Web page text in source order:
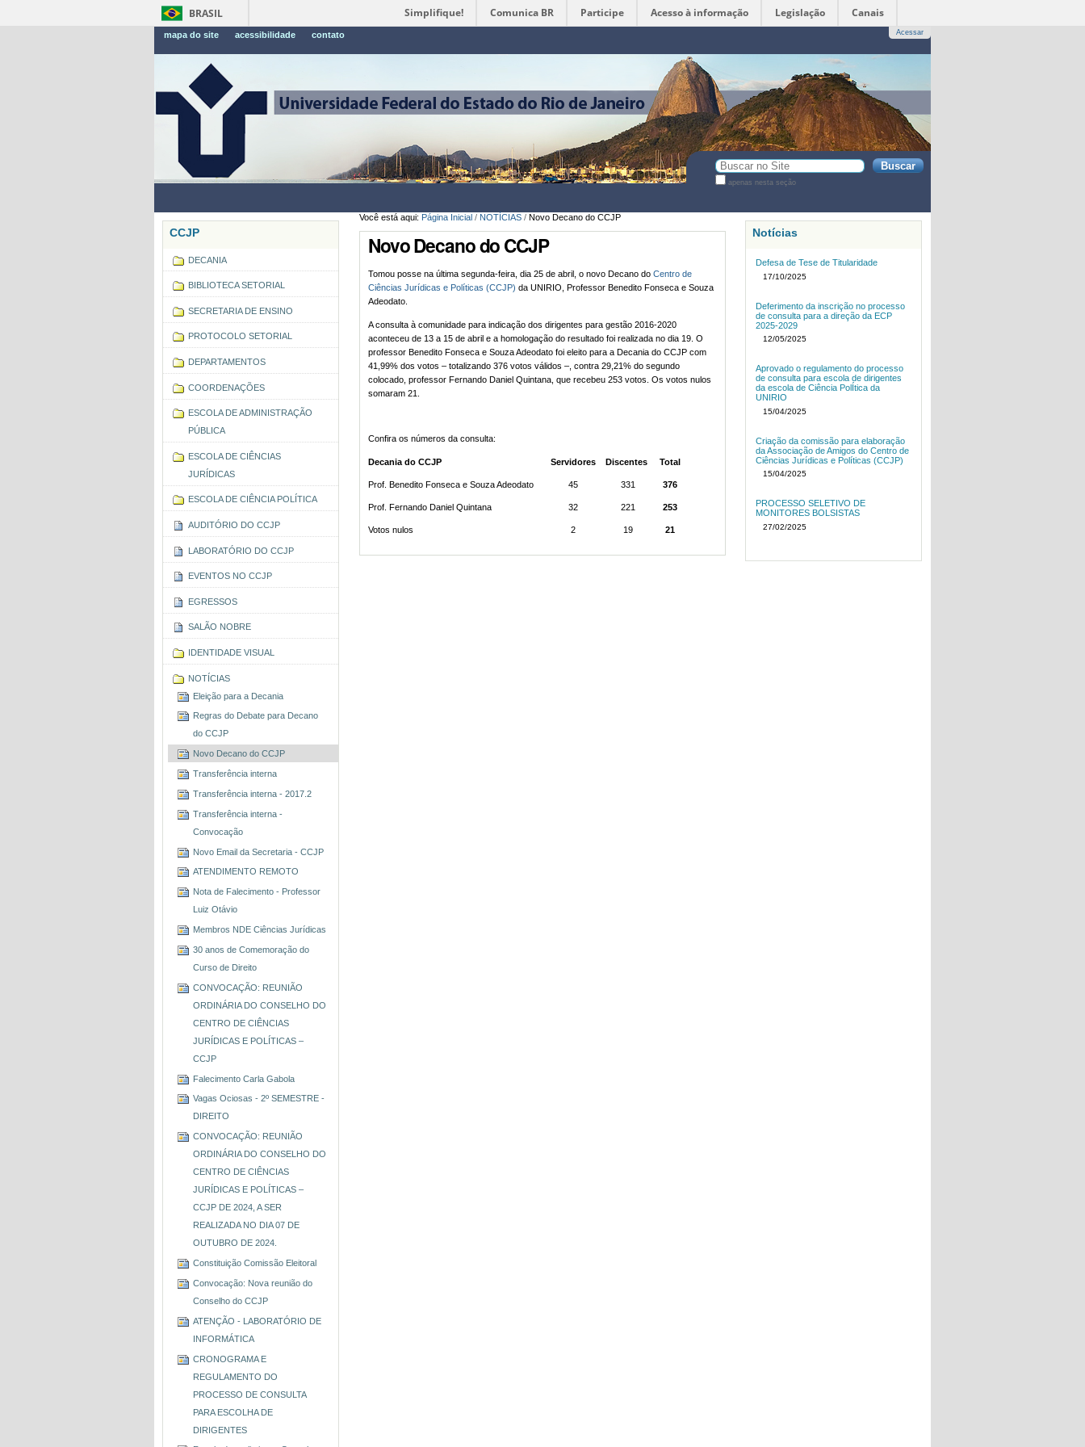
BRASIL Simplifique! Comunica BR Participe Acesso à informação Legislação Canais
mapa do site acessibilidade contato Acessar
Busca
apenas nesta seção
Você está aqui: Página Inicial / NOTÍCIAS /Novo Decano do CCJP
Novo Decano do CCJP
Tomou posse na última segunda-feira, dia 25 de abril, o novo Decano doCentro de
Ciências Jurídicas e Políticas (CCJP) da UNIRIO, Professor Benedito Fonseca e Souza
Adeodato.
A consulta à comunidade para indicação dos dirigentes para gestão 2016-2020
aconteceu de 13 a 15 de abril e a homologação do resultado foi realizada no dia 19. O
professor Benedito Fonseca e Souza Adeodato foi eleito para a Decania do CCJP com
41,99% dos votos – totalizando 376 votos válidos –, contra 29,21% do segundo
colocado, professor Fernando Daniel Quintana, que recebeu 253 votos. Os votos nulos
somaram 21.
Confira os números da consulta:
Decania do CCJP Servidores Discentes Total
Prof. Benedito Fonseca e Souza Adeodato 45 331 376
Prof. Fernando Daniel Quintana 32 221 253
Votos nulos 2 19 21
CCJP
DECANIA
BIBLIOTECA SETORIAL
SECRETARIA DE ENSINO
PROTOCOLO SETORIAL
DEPARTAMENTOS
COORDENAÇÕES
ESCOLA DE ADMINISTRAÇÃO
PÚBLICA
ESCOLA DE CIÊNCIAS
JURÍDICAS
ESCOLA DE CIÊNCIA POLÍTICA
AUDITÓRIO DO CCJP
LABORATÓRIO DO CCJP
EVENTOS NO CCJP
EGRESSOS
SALÃO NOBRE
IDENTIDADE VISUAL
NOTÍCIAS
Eleição para a Decania
Regras do Debate para Decano
do CCJP
Novo Decano do CCJP
Transferência interna
Transferência interna - 2017.2
Transferência interna -
Convocação
Novo Email da Secretaria - CCJP
ATENDIMENTO REMOTO
Nota de Falecimento - Professor
Luiz Otávio
Membros NDE Ciências Jurídicas
30 anos de Comemoração do
Curso de Direito
CONVOCAÇÃO: REUNIÃO
ORDINÁRIA DO CONSELHO DO
CENTRO DE CIÊNCIAS
JURÍDICAS E POLÍTICAS –
CCJP
Falecimento Carla Gabola
Vagas Ociosas - 2º SEMESTRE -
DIREITO
CONVOCAÇÃO: REUNIÃO
ORDINÁRIA DO CONSELHO DO
CENTRO DE CIÊNCIAS
JURÍDICAS E POLÍTICAS –
CCJP DE 2024, A SER
REALIZADA NO DIA 07 DE
OUTUBRO DE 2024.
Constituição Comissão Eleitoral
Convocação: Nova reunião do
Conselho do CCJP
ATENÇÃO - LABORATÓRIO DE
INFORMÁTICA
CRONOGRAMA E
REGULAMENTO DO
PROCESSO DE CONSULTA
PARA ESCOLHA DE
DIRIGENTES
Notícias
Defesa de Tese de Titularidade
17/10/2025
Deferimento da inscrição no processo
de consulta para a direção da ECP
2025-2029
12/05/2025
Aprovado o regulamento do processo
de consulta para escola de dirigentes
da escola de Ciência PolÍtica da
UNIRIO
15/04/2025
Criação da comissão para elaboração
da Associação de Amigos do Centro de
Ciências Jurídicas e Políticas (CCJP)
15/04/2025
PROCESSO SELETIVO DE
MONITORES BOLSISTAS
27/02/2025